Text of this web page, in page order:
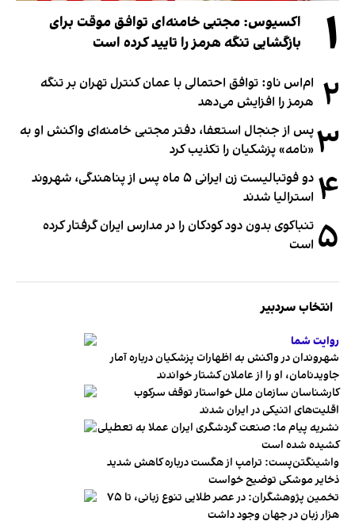
۱
اکسیوس: مجتبی خامنه‌ای توافق موقت برای
بازگشایی تنگه هرمز را تایید کرده است
۲ ام‌اس ناو: توافق احتمالی با عمان کنترل تهران بر تنگه
هرمز را افزایش می‌دهد
۳پس از جنجال استعفا، دفتر مجتبی خامنه‌ای واکنش او به
«نامه» پزشکیان را تکذیب کرد
۴
دو فوتبالیست زن ایرانی ۵ ماه پس از پناهندگی، شهروند
استرالیا شدند
۵ تنباکوی بدون دود کودکان را در مدارس ایران گرفتار کرده
است
انتخاب سردبیر
روایت شما
شهروندان در واکنش به اظهارات پزشکیان درباره آمار
جاویدنامان، او را از عاملان کشتار خواندند
کارشناسان سازمان ملل خواستار توقف سرکوب
اقلیت‌های اتنیکی در ایران شدند
نشریه پیام ما: صنعت گردشگری ایران عملا به تعطیلی
کشیده شده است
واشینگتن‌پست: ترامپ از هگست درباره کاهش شدید
ذخایر موشکی توضیح خواست
تخمین پژوهشگران: در عصر طلایی تنوع زبانی، تا ۷۵
هزار زبان در جهان وجود داشت